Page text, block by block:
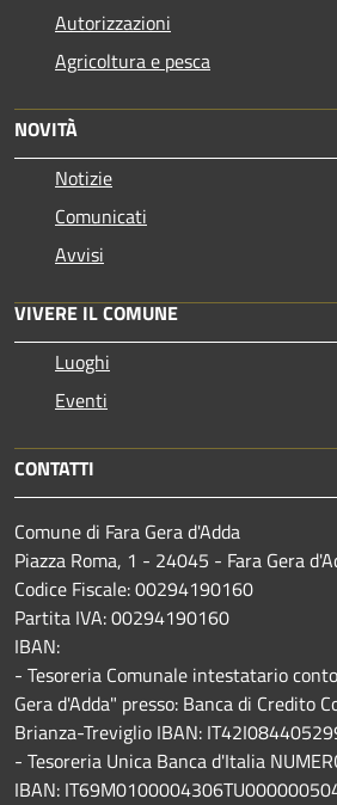
Autorizzazioni
Agricoltura e pesca
NOVITÀ
Notizie
Comunicati
Avvisi
VIVERE IL COMUNE
Luoghi
Eventi
CONTATTI
Comune di Fara Gera d'Adda
Piazza Roma, 1 - 24045 - Fara Gera
Codice Fiscale: 00294190160
Partita IVA: 00294190160
IBAN:
- Tesoreria Comunale intestatario
Gera d'Adda" presso: Banca di Credito
Brianza-Treviglio IBAN:
- Tesoreria Unica Banca d'Italia
IBAN: